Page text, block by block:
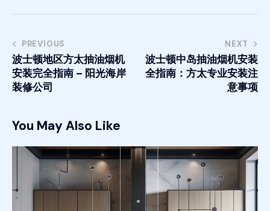
PREVIOUS
波士顿地区方太抽油烟机
安装完全指南 – 阳光海岸
装修公司
NEXT
波士顿中岛抽油烟机安装
全指南：方太专业安装注
意事项
You May Also Like